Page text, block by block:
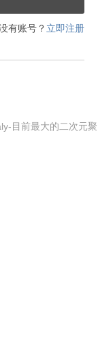
有账号？ 立即注册
目前最大的二次元聚